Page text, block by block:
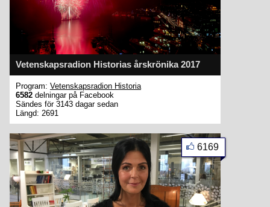
Vetenskapsradion Historias årskrönika 2017
Program: Vetenskapsradion Historia
6582 delningar på Facebook
Sändes för 3143 dagar sedan
Längd: 2691
6169